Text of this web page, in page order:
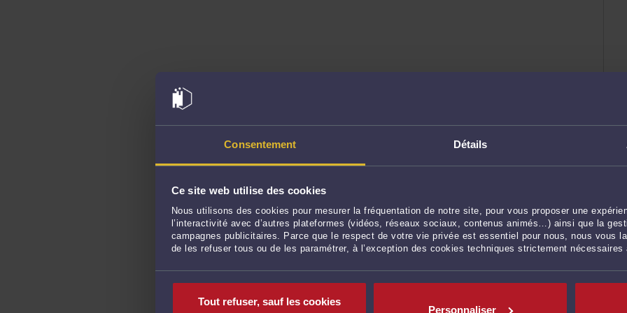
Consentement Détails
Ce site web utilise des cookies
Nous utilisons des cookies pour mesurer la fréquentation de notre site, pour vous proposer une
l’interactivité avec d’autres plateformes (vidéos, réseaux sociaux, contenus animés…) ainsi que la
campagnes publicitaires. Parce que le respect de votre vie privée est essentiel pour nous, nous vous
de les refuser tous ou de les paramétrer, à l’exception des cookies techniques strictement
Tout refuser, sauf les cookies
Personnaliser